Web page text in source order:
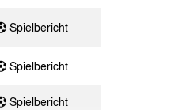
Spielbericht
Spielbericht
Spielbericht